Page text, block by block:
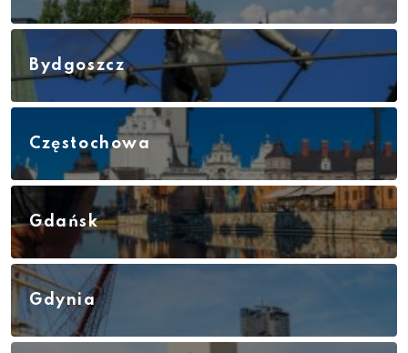
Bydgoszcz
Częstochowa
Gdańsk
Gdynia